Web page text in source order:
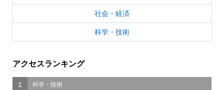
社会・経済
科学・技術
アクセスランキング
1 科学・技術